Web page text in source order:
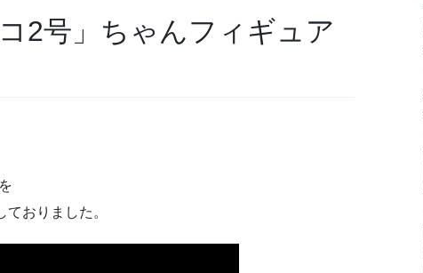
2号」ちゃんフィギュア
おりました。